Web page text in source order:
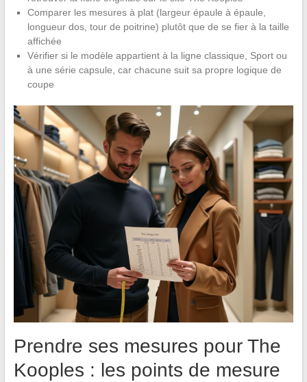
Comparer les mesures à plat (largeur épaule à épaule,
longueur dos, tour de poitrine) plutôt que de se fier à la taille
affichée
Vérifier si le modèle appartient à la ligne classique, Sport ou
à une série capsule, car chacune suit sa propre logique de
coupe
Prendre ses mesures pour The
Kooples : les points de mesure